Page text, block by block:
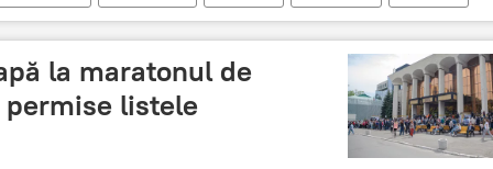
la maratonul de
listele